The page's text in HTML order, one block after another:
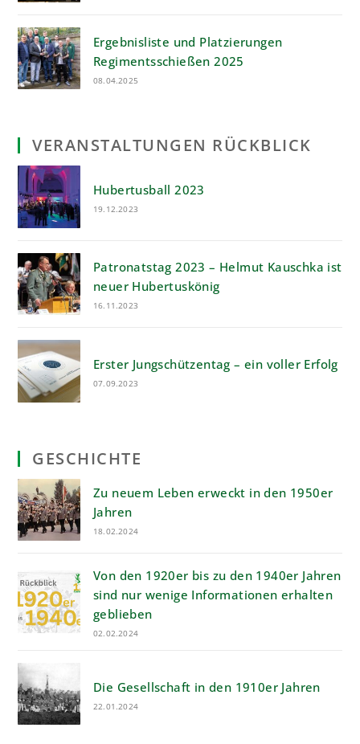
Ergebnisliste und Platzierungen
Regimentsschießen 2025
08.04.2025
VERANSTALTUNGEN RÜCKBLICK
Hubertusball 2023
19.12.2023
Patronatstag 2023 – Helmut Kauschka ist
neuer Hubertuskönig
16.11.2023
Erster Jungschützentag – ein voller Erfolg
07.09.2023
GESCHICHTE
Zu neuem Leben erweckt in den 1950er
Jahren
18.02.2024
Von den 1920er bis zu den 1940er Jahren
sind nur wenige Informationen erhalten
geblieben
02.02.2024
Die Gesellschaft in den 1910er Jahren
22.01.2024